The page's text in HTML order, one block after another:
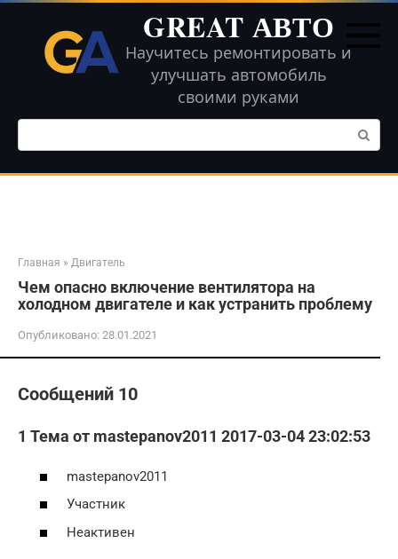
Перейти
контенту
GREAT АВТО
Научитесь ремонтировать и
улучшать автомобиль
своими руками
Поиск:
Главная » Двигатель
Чем опасно включение вентилятора на
холодном двигателе и как устранить проблему
Опубликовано: 28.01.2021
Сообщений 10
1 Тема от mastepanov2011 2017-03-04 23:02:53
mastepanov2011
Участник
Неактивен